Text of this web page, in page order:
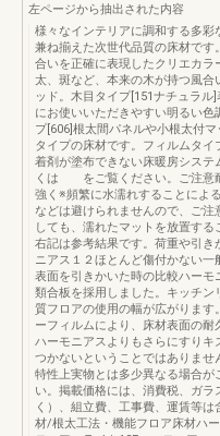
左ページから抽出された内容
様々なインテリアに調和する多彩
兼ね揃えた次世代品質の床材で
合いを正確に表現したクリエカラ
太、斑など、本来の木が持つ風合
ッド。木目タイプ[151ナチュラル
にお使いいただきやすい明るい色
プ[606]根太間パネルや小根太付
タイプの床材です。フィルムタ
着剤が塗布できない床暖房システ
くは をご覧ください。ご注意
強く※頻繁に水濡れすることによ
などは避けられませんので、ご
しても、濡れたマットを放置す
右記は参考結果です。荷重や引き
ニアス１２ほとんど傷付かない
表面を引きかいた時の比較ハーモ
類合板を採用しました。キッチ
質フロアの使用の幅が広がりま
ーフィルムにより、床材表面の
ハーモニアスよりもさらにすり
つかないということではありま
特性上実物とは多少異なる場合が
い。掲載価格には、消費税、ガ
く）、組立費、工事費、運賃等
材/根太工法・機能フロア床材ハ